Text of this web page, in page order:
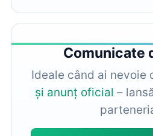
Comunicate
Ideale când ai nevoie
și anunț oficial –